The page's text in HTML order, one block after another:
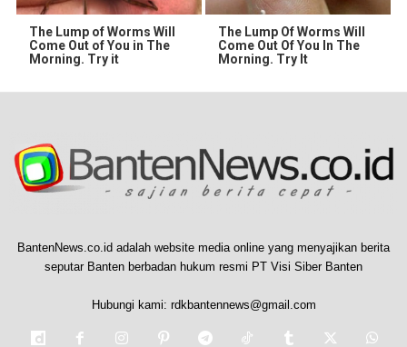
The Lump of Worms Will
Come Out of You in The
Morning. Try it
The Lump Of Worms Will
Come Out Of You In The
Morning. Try It
BantenNews.co.id adalah website media online yang menyajikan berita
seputar Banten berbadan hukum resmi PT Visi Siber Banten
Hubungi kami: rdkbantennews@gmail.com